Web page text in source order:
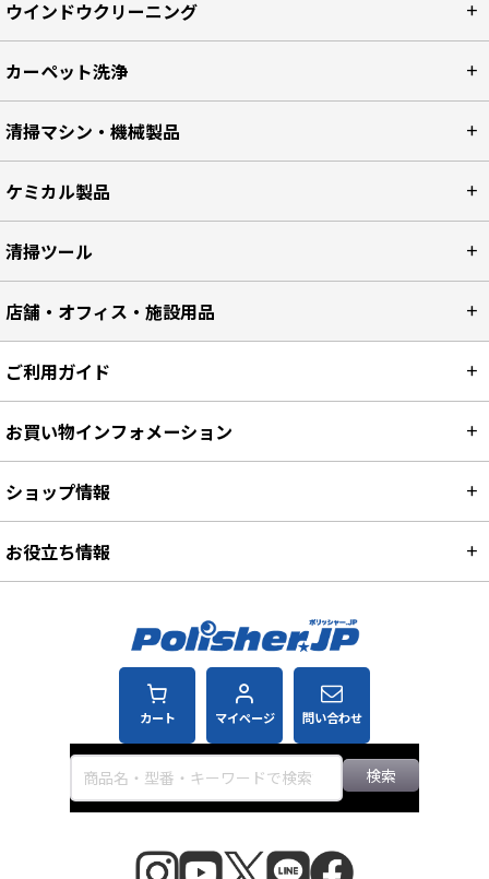
ウインドウクリーニング
カーペット洗浄
清掃マシン・機械製品
ケミカル製品
清掃ツール
店舗・オフィス・施設用品
カート マイページ 問い合わせ
検索
ご利用ガイド
お買い物インフォメーション
ショップ情報
お役立ち情報